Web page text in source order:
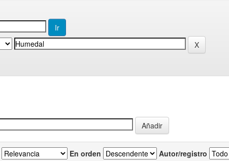
En orden Autor/registro